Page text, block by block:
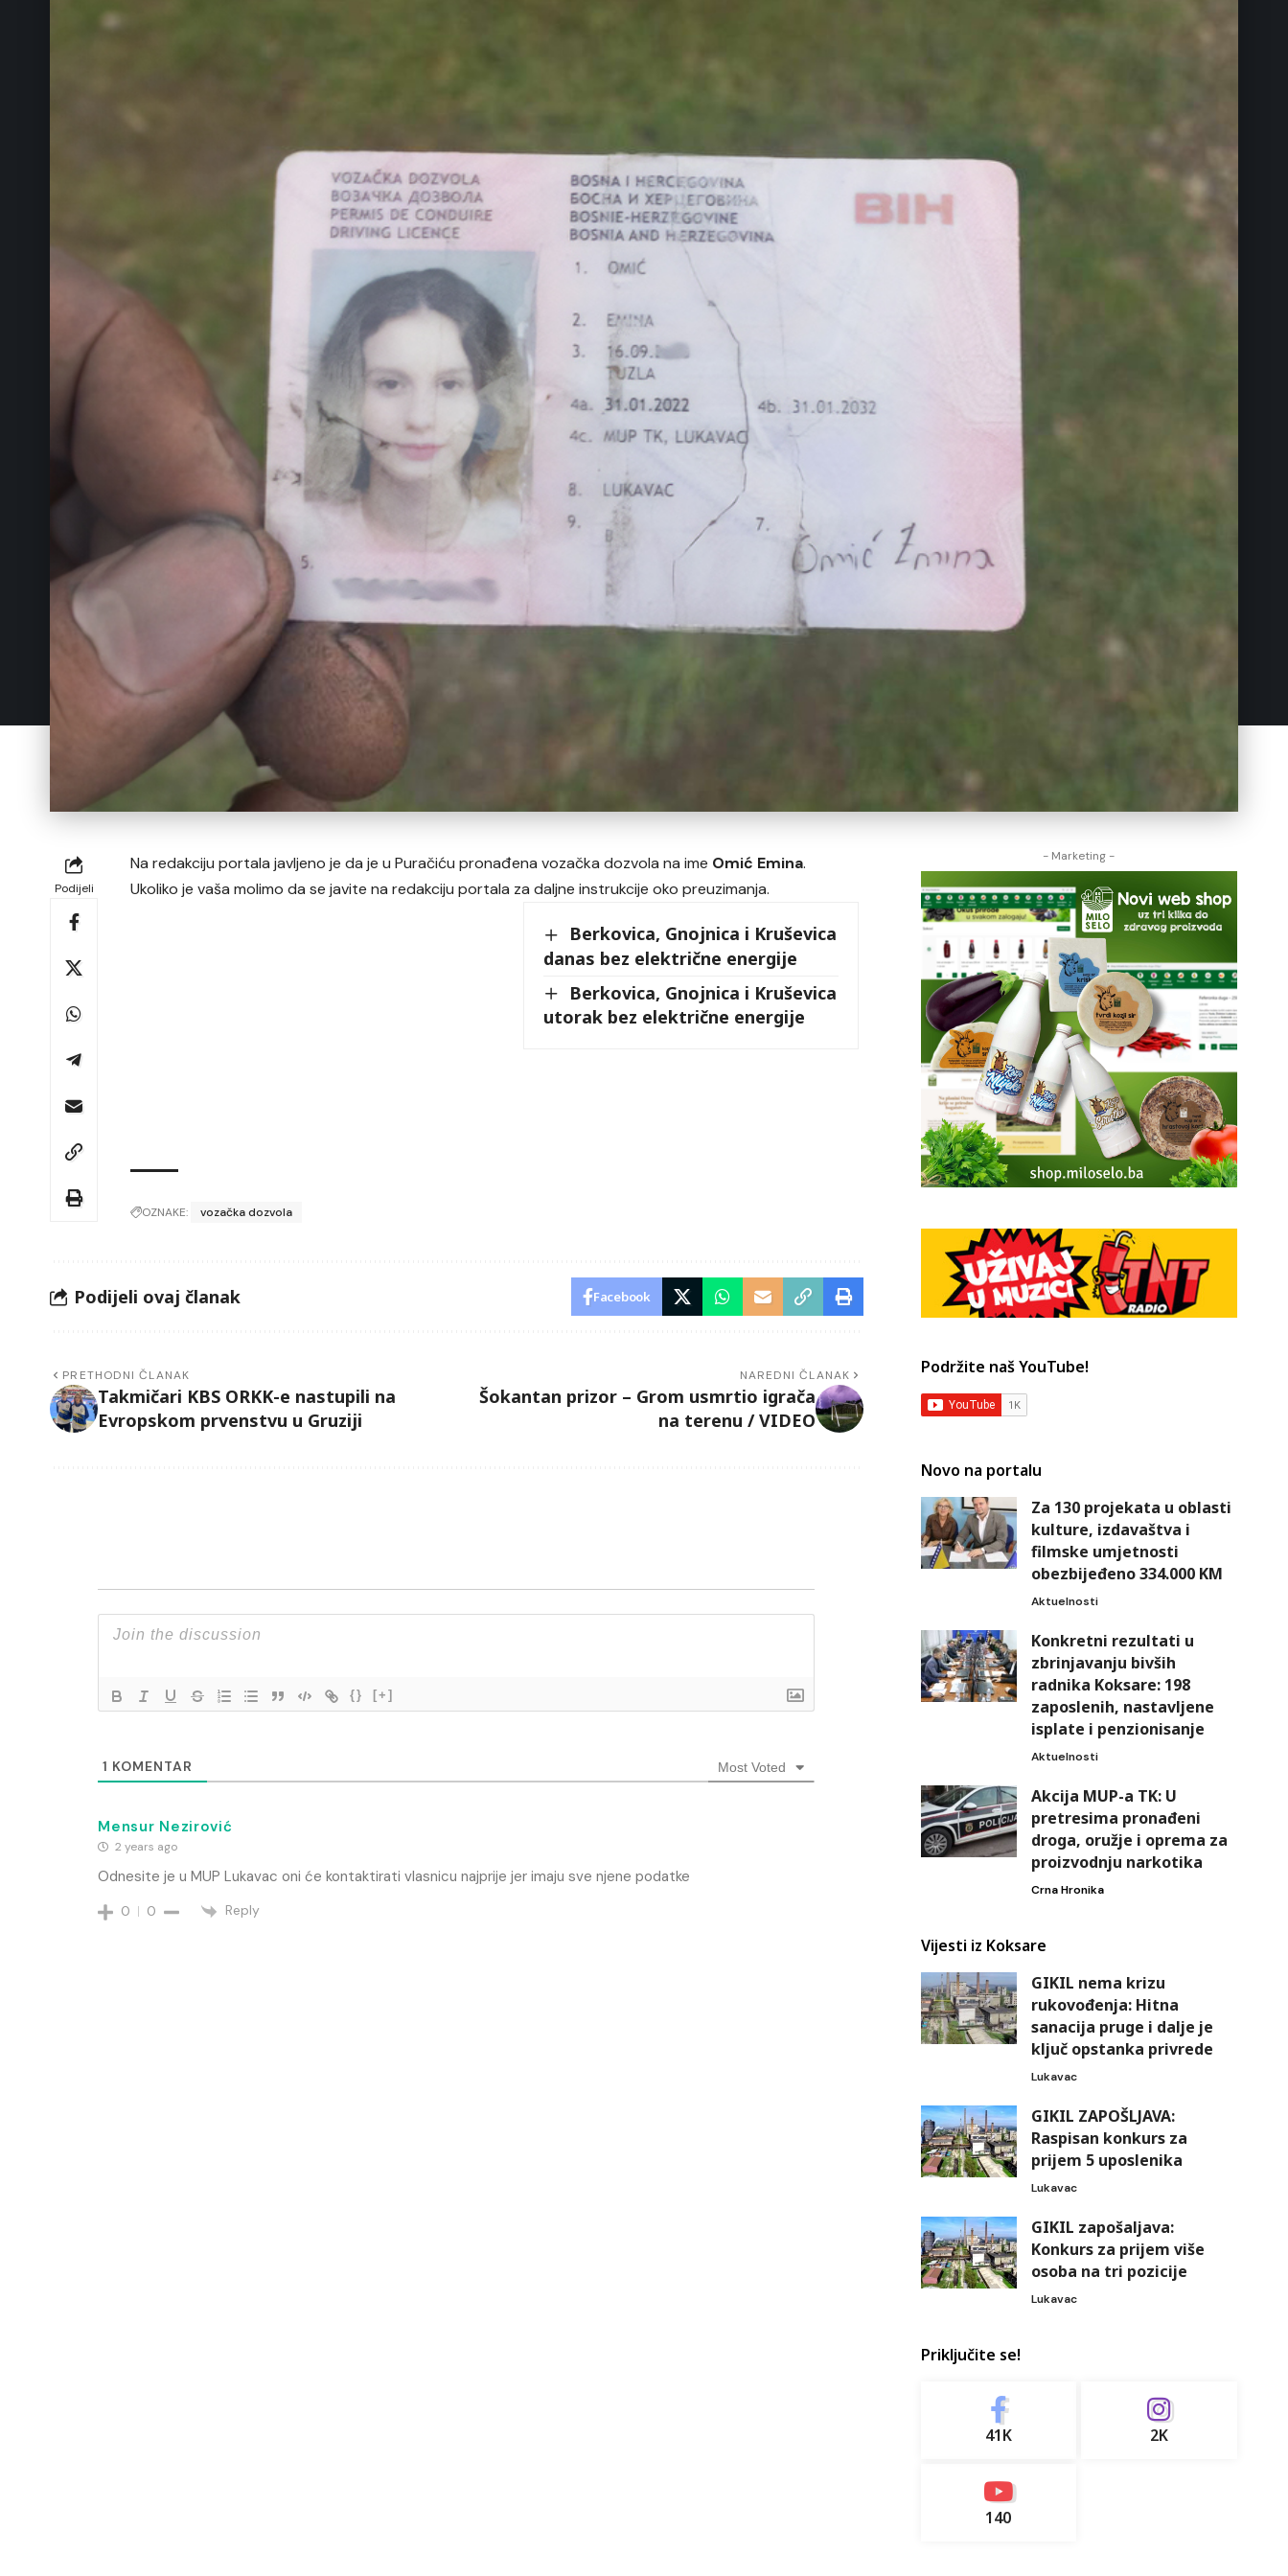
Podijeli
Na redakciju portala javljeno je da je u Puračiću pronađena vozačka dozvola na ime Omić Emina.
Ukoliko je vaša molimo da se javite na redakciju portala za daljne instrukcije oko preuzimanja.
Berkovica, Gnojnica i Kruševica
danas bez električne energije
Berkovica, Gnojnica i Kruševica
utorak bez električne energije
OZNAKE: vozačka dozvola
Podijeli ovaj članak Facebook
PRETHODNI ČLANAK
Takmičari KBS ORKK-e nastupili na
Evropskom prvenstvu u Gruziji
NAREDNI ČLANAK
Šokantan prizor – Grom usmrtio igrača
na terenu / VIDEO
{} [+]
1 KOMENTAR Most Voted
Mensur Nezirović
2 years ago
Odnesite je u MUP Lukavac oni će kontaktirati vlasnicu najprije jer imaju sve njene podatke
0 0 Reply
- Marketing -
Podržite naš YouTube!
Novo na portalu
Za 130 projekata u oblasti
kulture, izdavaštva i
filmske umjetnosti
obezbijeđeno 334.000 KM
Aktuelnosti
Konkretni rezultati u
zbrinjavanju bivših
radnika Koksare: 198
zaposlenih, nastavljene
isplate i penzionisanje
Aktuelnosti
Akcija MUP-a TK: U
pretresima pronađeni
droga, oružje i oprema za
proizvodnju narkotika
Crna Hronika
Vijesti iz Koksare
GIKIL nema krizu
rukovođenja: Hitna
sanacija pruge i dalje je
ključ opstanka privrede
Lukavac
GIKIL ZAPOŠLJAVA:
Raspisan konkurs za
prijem 5 uposlenika
Lukavac
GIKIL zapošaljava:
Konkurs za prijem više
osoba na tri pozicije
Lukavac
Priključite se!
41K 2K
140